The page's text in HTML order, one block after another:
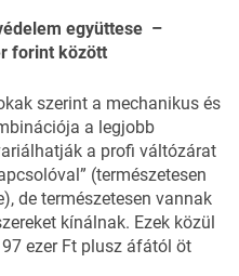
együttese –
forint között
szerint a mechanikus és
a legjobb
a profi váltózárat
(természetesen
de természetesen vannak
kínálnak. Ezek közül
ezer Ft plusz áfától öt